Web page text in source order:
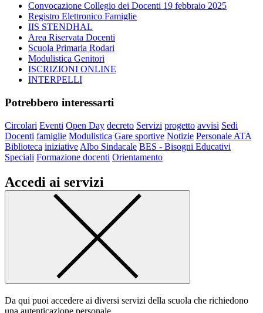
Convocazione Collegio dei Docenti 19 febbraio 2025
Registro Elettronico Famiglie
IIS STENDHAL
Area Riservata Docenti
Scuola Primaria Rodari
Modulistica Genitori
ISCRIZIONI ONLINE
INTERPELLI
Potrebbero interessarti
Circolari Eventi Open Day decreto Servizi progetto avvisi Sedi
Docenti famiglie Modulistica Gare sportive Notizie Personale ATA
Biblioteca iniziative Albo Sindacale BES - Bisogni Educativi
Speciali Formazione docenti Orientamento
Accedi ai servizi
Da qui puoi accedere ai diversi servizi della scuola che richiedono
una autenticazione personale.